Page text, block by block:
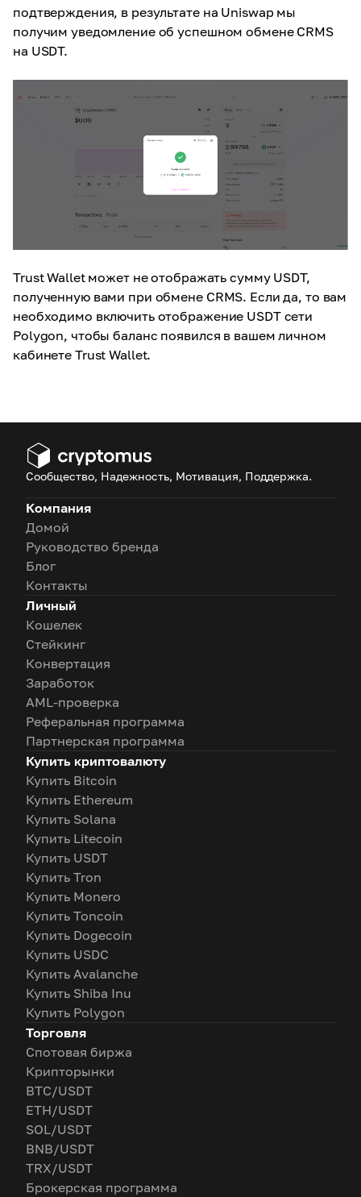
подтверждения, в результате на Uniswap мы
получим уведомление об успешном обмене CRMS
на USDT.
Trust Wallet может не отображать сумму USDT,
полученную вами при обмене CRMS. Если да, то вам
необходимо включить отображение USDT сети
Polygon, чтобы баланс появился в вашем личном
кабинете Trust Wallet.
Сообщество, Надежность, Мотивация, Поддержка.
Компания
Домой
Руководство бренда
Блог
Контакты
Личный
Кошелек
Стейкинг
Конвертация
Заработок
AML-проверка
Реферальная программа
Партнерская программа
Купить криптовалюту
Купить Bitcoin
Купить Ethereum
Купить Solana
Купить Litecoin
Купить USDT
Купить Tron
Купить Monero
Купить Toncoin
Купить Dogecoin
Купить USDC
Купить Avalanche
Купить Shiba Inu
Купить Polygon
Торговля
Спотовая биржа
Крипторынки
BTC/USDT
ETH/USDT
SOL/USDT
BNB/USDT
TRX/USDT
Брокерская программа